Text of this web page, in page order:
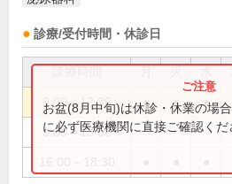
診療/受付時間・休診日
9:00～12:30 ● ● ●
9:00～13:00
お盆(8月中旬)は休診・休業の場
に必ず医療機関に直接ご確認くだ